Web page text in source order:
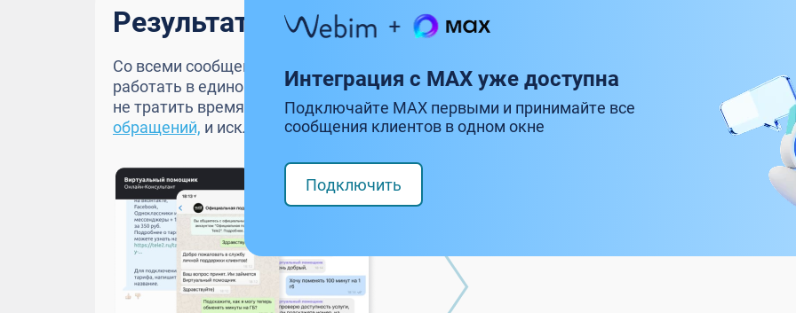
Результат
Со всеми сообщениями клиентов, отправленными из любых каналов, операторы могут
работать в едином интерфейсе сервисаWebim.Это помогает сотрудникам службы
не тратить время на переключение между каналами, сконцентрироваться на
обработке
обращений, и исключает ситуации, когда сообщение может «затеряться».
Интеграция с MAX уже доступна
Подключайте MAX первыми и принимайте все
сообщения клиентов в одном окне
Подключить